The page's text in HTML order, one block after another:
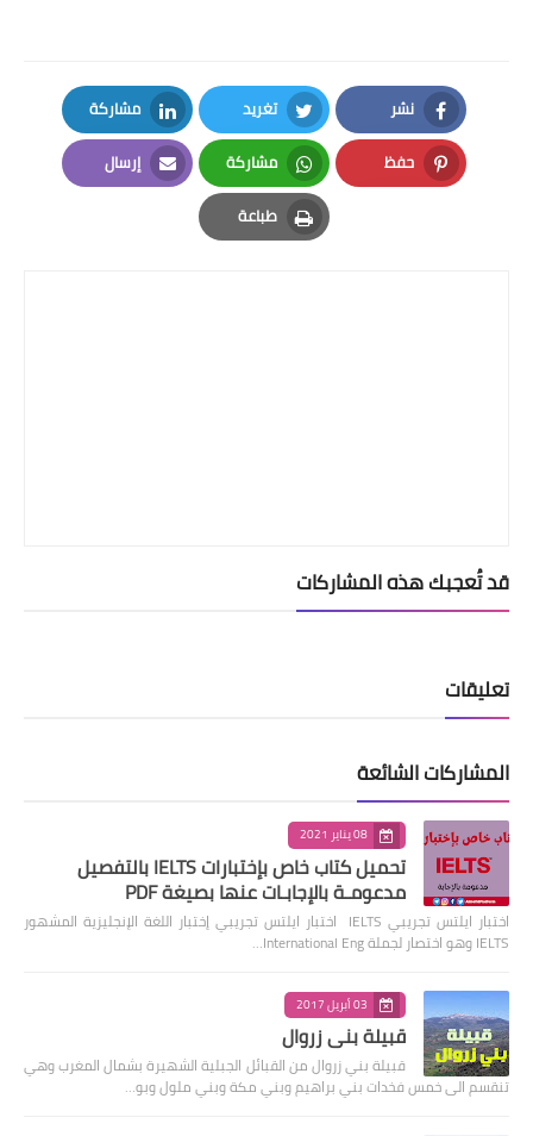
نشر
Facebook
تغريد
Twitter
مشاركة
LinkedIn
حفظ
Pinterest
مشاركة
Whatsapp
إرسال
Email
طباعة
Print
قد تُعجبك هذه المشاركات
تعليقات
المشاركات الشائعة
08 يناير 2021
تحميل كتاب خاص بإختبارات IELTS بالتفصيل
مدعومـة بالإجابـات عنها بصيغة PDF
اختبار ايلتس تجريبي IELTS اختبار ايلتس تجريبي إختبار اللغة الإنجليزية المشهور
IELTS وهو اختصار لجملة International Eng…
03 أبريل 2017
قبيلة بني زروال
قبيلة بني زروال من القبائل الجبلية الشهيرة بشمال المغرب وهي
تنقسم الى خمس فخدات بني براهيم وبني مكة وبني ملول وبو…